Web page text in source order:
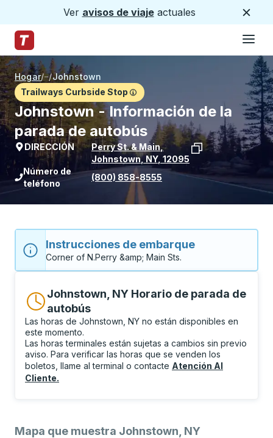
Ver avisos de viajeactuales
Página de inicio de Trailways
Hogar/ /Johnstown
Trailways Curbside Stop
Johnstown - Información de la
parada de autobús
DIRECCIÓN Perry St. & Main,
Johnstown, NY, 12095
Ver la ubicación de la parada en
Número de
teléfono
(800) 858-8555
Instrucciones de embarque
Corner of N.Perry &amp; Main Sts.
Johnstown, NY Horario de parada de
autobús
Las horas de Johnstown, NY no están disponibles en
este momento.
Las horas terminales están sujetas a cambios sin previo
aviso. Para verificar las horas que se venden los
boletos, llame al terminal o contacte Atención Al
Cliente.
Mapa que muestra Johnstown, NY